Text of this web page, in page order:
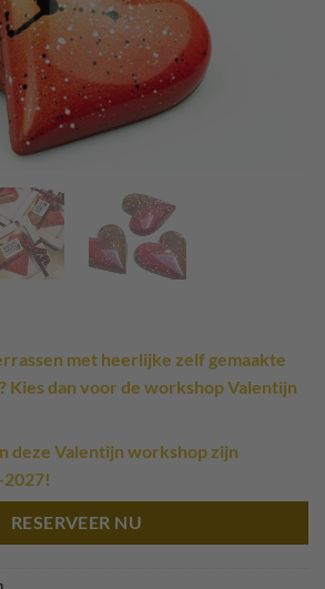
met heerlijke zelf gemaakte
Kies dan voor de workshop Valentijn
deze Valentijn workshop zijn
RESERVEER NU